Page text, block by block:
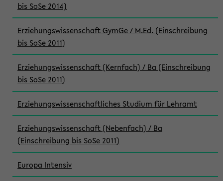
bis SoSe 2014)
Erziehungswissenschaft GymGe / M.Ed. (Einschreibung
bis SoSe 2011)
Erziehungswissenschaft (Kernfach) / Ba (Einschreibung
bis SoSe 2011)
Erziehungswissenschaftliches Studium für Lehramt
Erziehungswissenschaft (Nebenfach) / Ba
(Einschreibung bis SoSe 2011)
Europa Intensiv